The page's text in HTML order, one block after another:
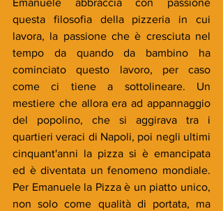
Emanuele abbraccia con passione
questa filosofia della pizzeria in cui
lavora, la passione che è cresciuta nel
tempo da quando da bambino ha
cominciato questo lavoro, per caso
come ci tiene a sottolineare. Un
mestiere che allora era ad appannaggio
del popolino, che si aggirava tra i
quartieri veraci di Napoli, poi negli ultimi
cinquant'anni la pizza si è emancipata
ed è diventata un fenomeno mondiale.
Per Emanuele la Pizza è un piatto unico,
non solo come qualità di portata, ma